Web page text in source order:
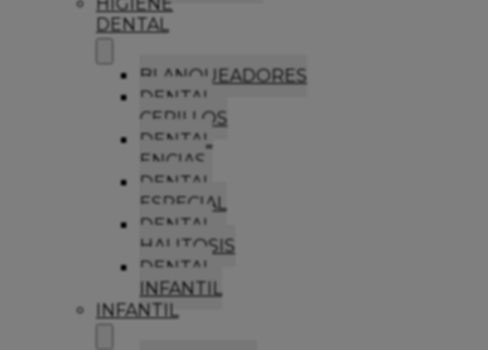
DENTAL
BLANQUEADORES
DENTAL
CEPILLOS
DENTAL
ENCIAS
DENTAL
ESPECIAL
DENTAL
HALITOSIS
DENTAL
INFANTIL
INFANTIL